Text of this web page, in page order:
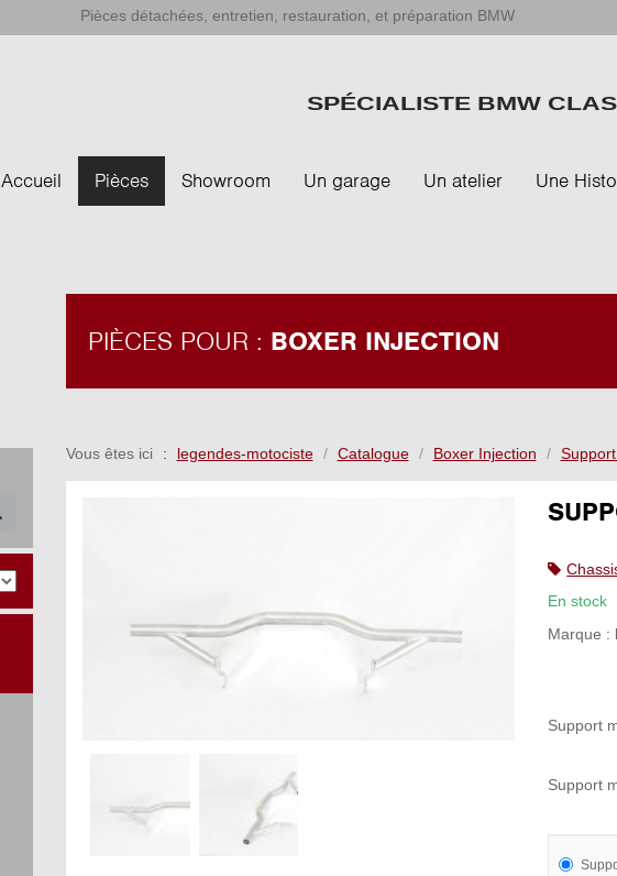
Pièces détachées, entretien, restauration, et préparation BMW
SPÉCIALISTE BMW
Accueil Pièces Showroom Un garage Un atelier Une
PIÈCES POUR : BOXER INJECTION
Vous êtes ici legendes-motociste Catalogue Boxer Injection
En stock
Marque :
Support
Support